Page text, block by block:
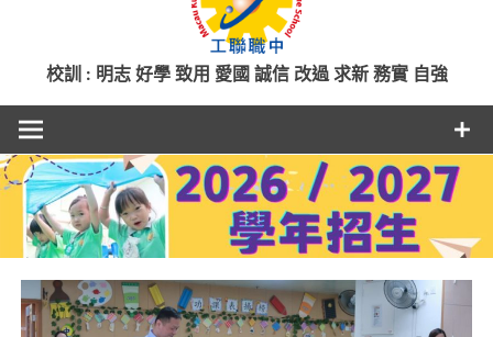
校訓 : 明志 好學 致用 愛國 誠信 改過 求新 務實 自強